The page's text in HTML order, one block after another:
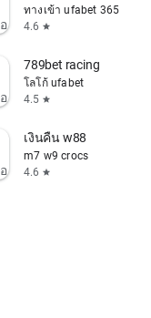
ทางเข้า ufabet 365
4.6 star
789bet racing
โลโก้ ufabet
4.5 star
login-ufabet/
เงินคืน w88
m7 w9 crocs
4.6 star